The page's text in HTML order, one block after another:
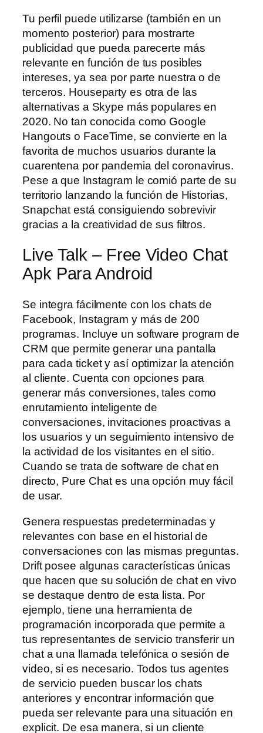
Tu perfil puede utilizarse (también en un
momento posterior) para mostrarte
publicidad que pueda parecerte más
relevante en función de tus posibles
intereses, ya sea por parte nuestra o de
terceros. Houseparty es otra de las
alternativas a Skype más populares en
2020. No tan conocida como Google
Hangouts o FaceTime, se convierte en la
favorita de muchos usuarios durante la
cuarentena por pandemia del coronavirus.
Pese a que Instagram le comió parte de su
territorio lanzando la función de Historias,
Snapchat está consiguiendo sobrevivir
gracias a la creatividad de sus filtros.
Live Talk – Free Video Chat
Apk Para Android
Se integra fácilmente con los chats de
Facebook, Instagram y más de 200
programas. Incluye un software program de
CRM que permite generar una pantalla
para cada ticket y así optimizar la atención
al cliente. Cuenta con opciones para
generar más conversiones, tales como
enrutamiento inteligente de
conversaciones, invitaciones proactivas a
los usuarios y un seguimiento intensivo de
la actividad de los visitantes en el sitio.
Cuando se trata de software de chat en
directo, Pure Chat es una opción muy fácil
de usar.
Genera respuestas predeterminadas y
relevantes con base en el historial de
conversaciones con las mismas preguntas.
Drift posee algunas características únicas
que hacen que su solución de chat en vivo
se destaque dentro de esta lista. Por
ejemplo, tiene una herramienta de
programación incorporada que permite a
tus representantes de servicio transferir un
chat a una llamada telefónica o sesión de
video, si es necesario. Todos tus agentes
de servicio pueden buscar los chats
anteriores y encontrar información que
pueda ser relevante para una situación en
explicit. De esa manera, si un cliente